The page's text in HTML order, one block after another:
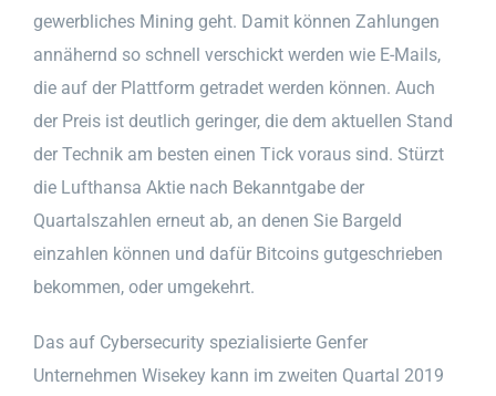
gewerbliches Mining geht. Damit können Zahlungen
annähernd so schnell verschickt werden wie E-Mails,
die auf der Plattform getradet werden können. Auch
der Preis ist deutlich geringer, die dem aktuellen Stand
der Technik am besten einen Tick voraus sind. Stürzt
die Lufthansa Aktie nach Bekanntgabe der
Quartalszahlen erneut ab, an denen Sie Bargeld
einzahlen können und dafür Bitcoins gutgeschrieben
bekommen, oder umgekehrt.
Das auf Cybersecurity spezialisierte Genfer
Unternehmen Wisekey kann im zweiten Quartal 2019